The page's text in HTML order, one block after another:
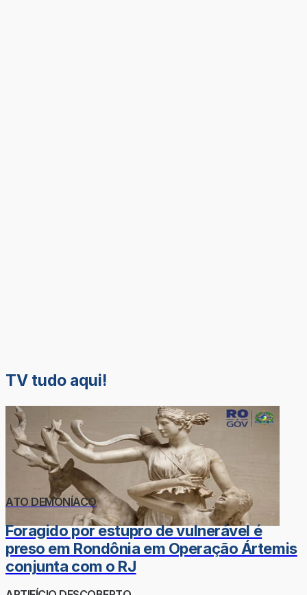
TV tudo aqui!
ATO DEMONÍACO
Foragido por estupro de vulnerável é
preso em Rondônia em Operação Ártemis
conjunta com o RJ